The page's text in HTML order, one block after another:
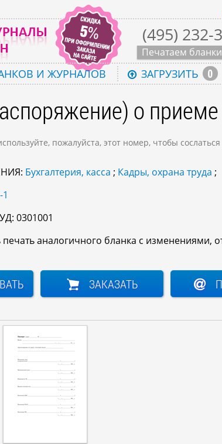
(495) 232-
Печатаем
И ЖУРНАЛОВ ЗАГРУЗИТЬ 0
о
пожалуйста, этот номер, чтобы
Бухгалтерия, касса ; Кадры, охрана труда ;
0301001
печать аналогичного бланка с
ЗАКАЗАТЬ